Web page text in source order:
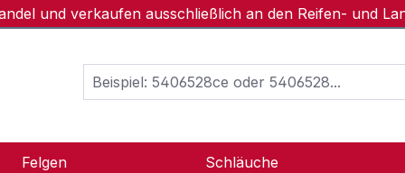
und verkaufen ausschließlich an den Reifen- und
Felgen Schläuche